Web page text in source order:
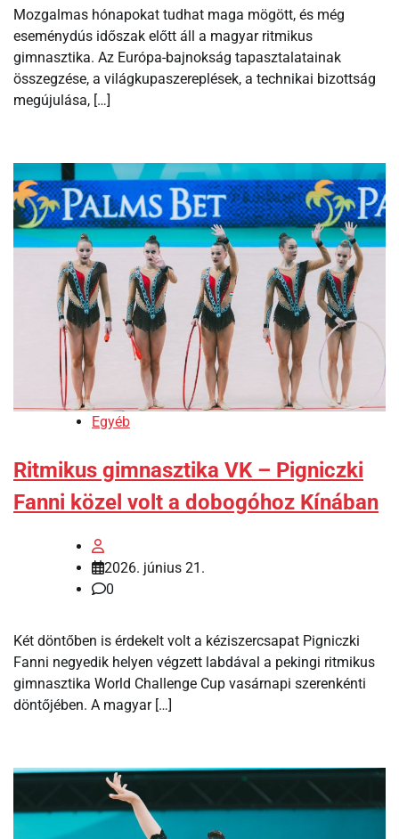
Mozgalmas hónapokat tudhat maga mögött, és még
eseménydús időszak előtt áll a magyar ritmikus
gimnasztika. Az Európa-bajnokság tapasztalatainak
összegzése, a világkupaszereplések, a technikai bizottság
megújulása, […]
Egyéb
Ritmikus gimnasztika VK – Pigniczki
Fanni közel volt a dobogóhoz Kínában
2026. június 21.
0
Két döntőben is érdekelt volt a kéziszercsapat Pigniczki
Fanni negyedik helyen végzett labdával a pekingi ritmikus
gimnasztika World Challenge Cup vasárnapi szerenkénti
döntőjében. A magyar […]